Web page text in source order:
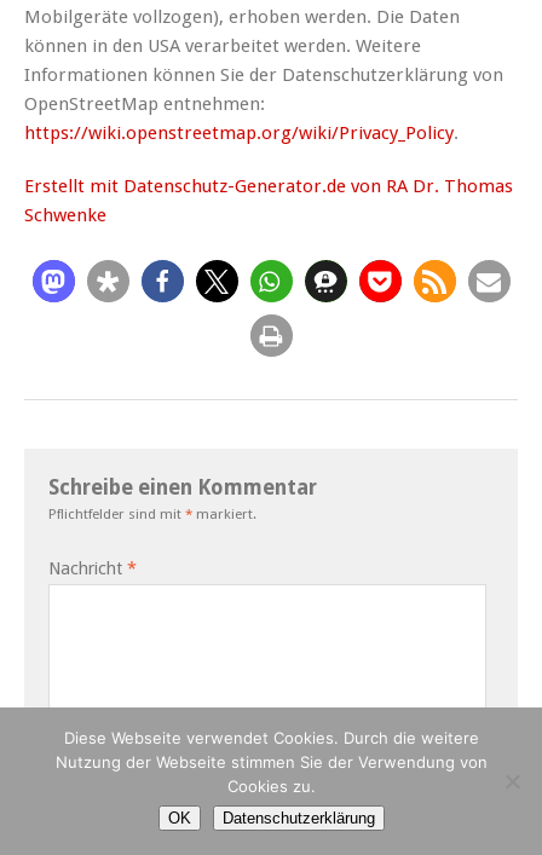
Mobilgeräte vollzogen), erhoben werden. Die Daten
können in den USA verarbeitet werden. Weitere
Informationen können Sie der Datenschutzerklärung von
OpenStreetMap entnehmen:
https://wiki.openstreetmap.org/wiki/Privacy_Policy.
Erstellt mit Datenschutz-Generator.de von RA Dr. Thomas
Schwenke
Schreibe einen Kommentar
Pflichtfelder sind mit * markiert.
Nachricht *
Diese Webseite verwendet Cookies. Durch die weitere
Nutzung der Webseite stimmen Sie der Verwendung von
Cookies zu.
OK Datenschutzerklärung